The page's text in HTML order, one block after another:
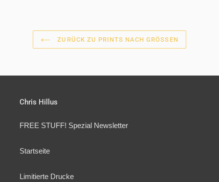
ZURÜCK ZU PRINTS NACH GRÖSSEN
Chris Hillus
FREE STUFF! Spezial Newsletter
Startseite
Limitierte Drucke